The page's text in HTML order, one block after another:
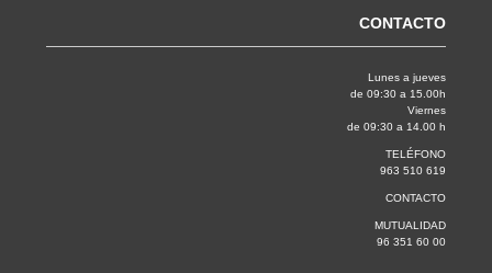
CONTACTO
Lunes a jueves
de 09:30 a 15.00h
Viernes
de 09:30 a 14.00 h
TELÉFONO
963 510 619
CONTACTO
MUTUALIDAD
96 351 60 00